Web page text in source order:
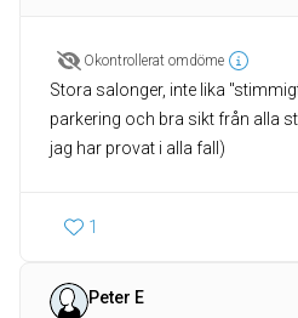
Okontrollerat omdöme
Stora salonger, inte lika
parkering och bra sikt från alla
jag har provat i alla fall)
1
Peter E